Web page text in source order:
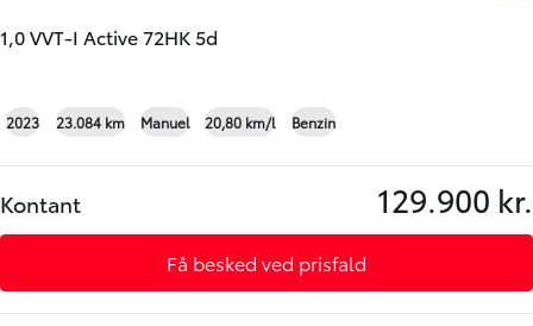
1,0 VVT-I Active 72HK 5d
2023 23.084 km Manuel 20,80 km/l Benzin
Kontant 129.900 kr.
Få besked ved prisfald